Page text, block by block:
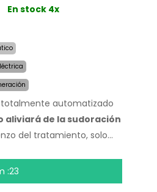
En stock 4x
totalmente automatizado
aliviará de la sudoración
del tratamiento, solo
hará todo por ti.
en cualquier parte
y la batería incorporada
:23